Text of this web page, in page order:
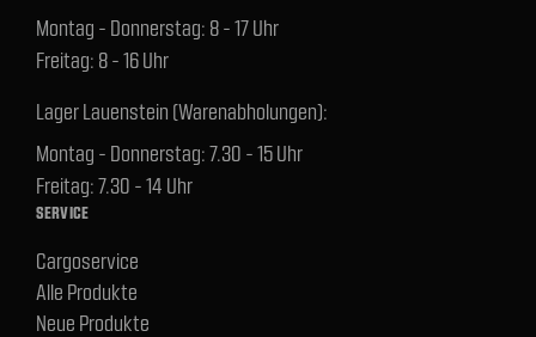
Montag - Donnerstag: 8 - 17 Uhr
Freitag: 8 - 16 Uhr
Lager Lauenstein (Warenabholungen):
Montag - Donnerstag: 7.30 - 15 Uhr
Freitag: 7.30 - 14 Uhr
SERVICE
Cargoservice
Alle Produkte
Neue Produkte